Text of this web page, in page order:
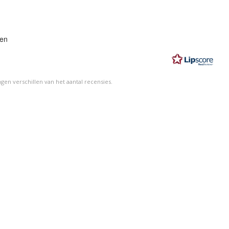
verschillen van het aantal recensies.